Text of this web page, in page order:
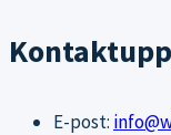
E-post: